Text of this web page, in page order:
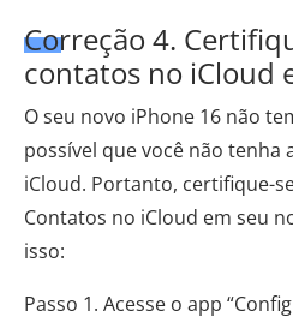
Correção 4.
contatos no iCloud
O seu novo iPhone 16 não
possível que você não tenha
iCloud. Portanto, certifique-
Contatos no iCloud em seu
isso:
Passo 1. Acesse o app